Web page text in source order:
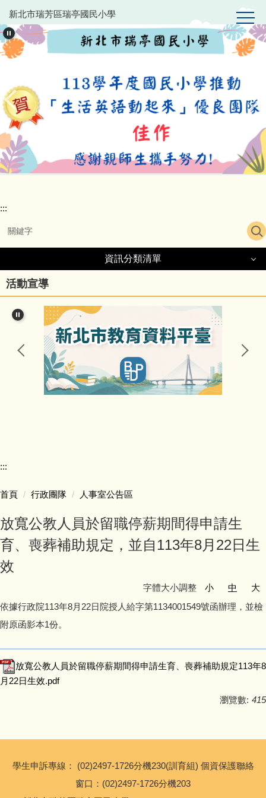
跳
到
主
要
內
區
新北市瑞芳區瑞亭國民小學
:::
資訊分類清單
行政團隊
榮譽事項與學校相關訊息
瑞亭國小臺灣母語日網站
瑞亭臺灣母語資源連結
防疫資訊與停課不停學專區
友善校園專區
政策宣導與相關資源
校園環境教育專區
公職人員利益衝突迴避專區
活動宣導
:::
首頁 行政團隊 人事室公告區
放寬公教人員於留職停薪期間得申請生
育、喪葬補助規定，並自113年8月22日生
效
字體大小調整 小 中
大
依據行政院113年8月22日院授人給字第1134001549號函辦理，並檢
附原函影本1份。
放寬公教人員於留職停薪期間得申請生育、喪葬補助規定113年8
月22日生效.pdf
瀏覽數: 415
學生申訴專線： (02)2497-1726分機230(訓育組) 個資保護聯絡
窗口：(02)2497-1726分機203